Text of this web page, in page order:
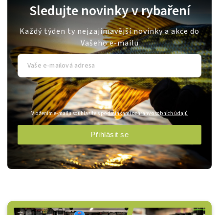
Sledujte novinky v rybaření
Každý týden ty nejzajímavější novinky a akce do
Vašeho e-mailu
Vložením e-mailu souhlasíte spodmínkami ochrany osobních údajů
Přihlásit se